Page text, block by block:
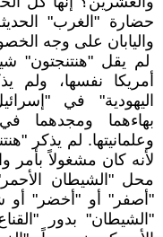
حضارة "الغرب"
واليابان على وجه
لم يقل "هنتنجتون"
أمريكا نفسها، ولم
اليهودية" في
بهاءهما ومجدهما
وعلمانيتها. لم يذكر
لأنه كان مشغولاً
محل "الشيطان
"أصفر" أو "أخضر" أو
"الشيطان" بدور